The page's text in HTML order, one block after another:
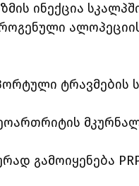
ინექცია
ტრავმების
გამოიყენება